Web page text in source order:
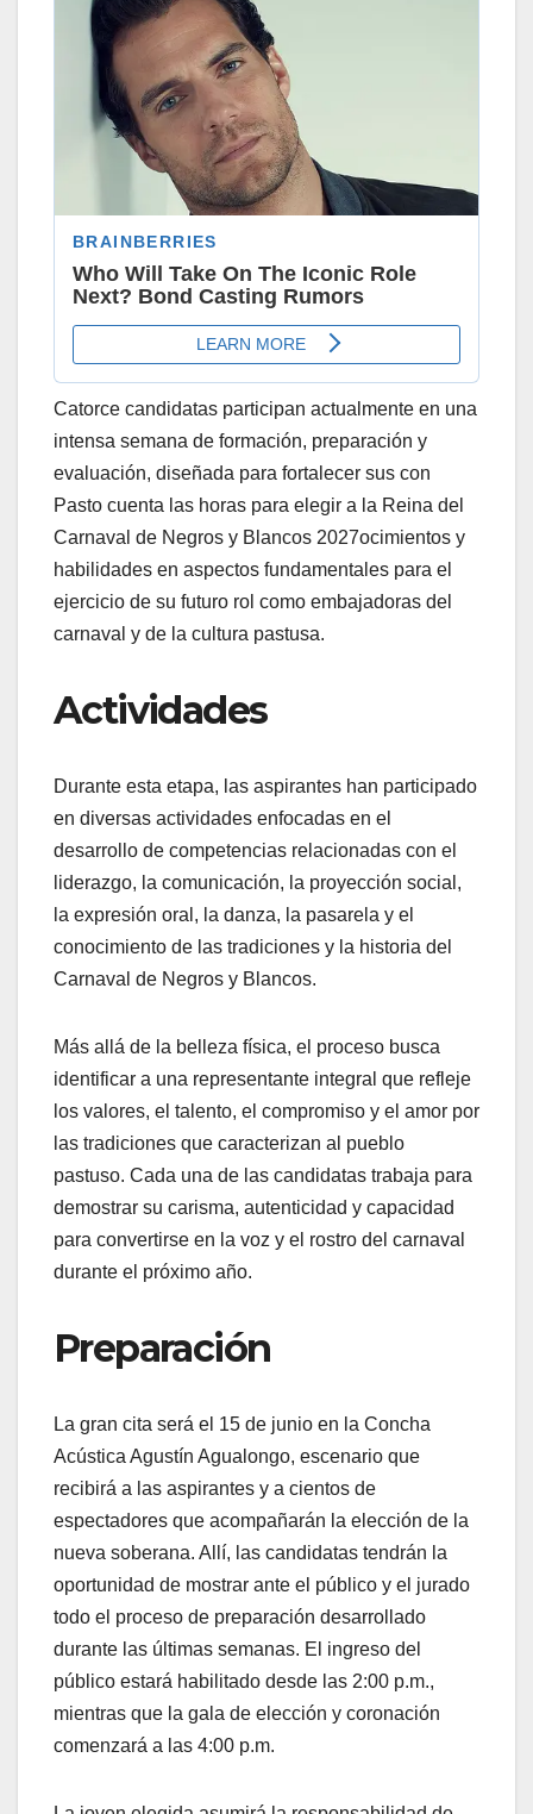
Catorce candidatas participan actualmente en una
intensa semana de formación, preparación y
evaluación, diseñada para fortalecer sus con
Pasto cuenta las horas para elegir a la Reina del
Carnaval de Negros y Blancos 2027ocimientos y
habilidades en aspectos fundamentales para el
ejercicio de su futuro rol como embajadoras del
carnaval y de la cultura pastusa.
Actividades
Durante esta etapa, las aspirantes han participado
en diversas actividades enfocadas en el
desarrollo de competencias relacionadas con el
liderazgo, la comunicación, la proyección social,
la expresión oral, la danza, la pasarela y el
conocimiento de las tradiciones y la historia del
Carnaval de Negros y Blancos.
Más allá de la belleza física, el proceso busca
identificar a una representante integral que refleje
los valores, el talento, el compromiso y el amor por
las tradiciones que caracterizan al pueblo
pastuso. Cada una de las candidatas trabaja para
demostrar su carisma, autenticidad y capacidad
para convertirse en la voz y el rostro del carnaval
durante el próximo año.
Preparación
La gran cita será el 15 de junio en la Concha
Acústica Agustín Agualongo, escenario que
recibirá a las aspirantes y a cientos de
espectadores que acompañarán la elección de la
nueva soberana. Allí, las candidatas tendrán la
oportunidad de mostrar ante el público y el jurado
todo el proceso de preparación desarrollado
durante las últimas semanas. El ingreso del
público estará habilitado desde las 2:00 p.m.,
mientras que la gala de elección y coronación
comenzará a las 4:00 p.m.